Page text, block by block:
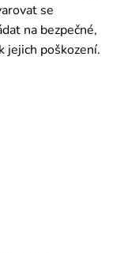
se
na bezpečné,
jejich poškození.